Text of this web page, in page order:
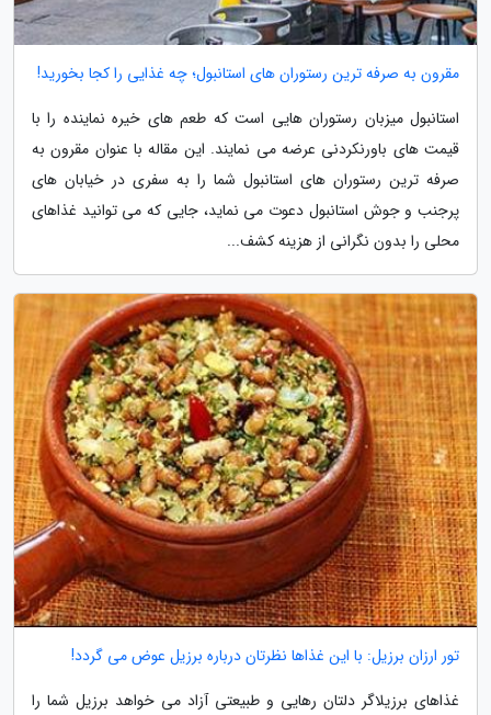
مقرون به صرفه ترین رستوران های استانبول؛ چه غذایی را کجا بخورید!
استانبول میزبان رستوران هایی است که طعم های خیره نماینده را با
قیمت های باورنکردنی عرضه می نمایند. این مقاله با عنوان مقرون به
صرفه ترین رستوران های استانبول شما را به سفری در خیابان های
پرجنب و جوش استانبول دعوت می نماید، جایی که می توانید غذاهای
محلی را بدون نگرانی از هزینه کشف...
تور ارزان برزیل: با این غذاها نظرتان درباره برزیل عوض می گردد!
غذاهای برزیلاگر دلتان رهایی و طبیعتی آزاد می خواهد برزیل شما را